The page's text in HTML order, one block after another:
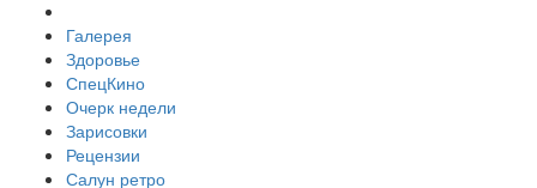
Галерея
Здоровье
СпецКино
Очерк недели
Зарисовки
Рецензии
Салун ретро